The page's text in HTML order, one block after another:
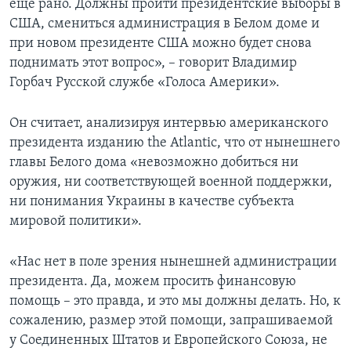
еще рано. Должны пройти президентские выборы в
США, смениться администрация в Белом доме и
при новом президенте США можно будет снова
поднимать этот вопрос», – говорит Владимир
Горбач Русской службе «Голоса Америки».
Он считает, анализируя интервью американского
президента изданию the Atlantic, что от нынешнего
главы Белого дома «невозможно добиться ни
оружия, ни соответствующей военной поддержки,
ни понимания Украины в качестве субъекта
мировой политики».
«Нас нет в поле зрения нынешней администрации
президента. Да, можем просить финансовую
помощь – это правда, и это мы должны делать. Но, к
сожалению, размер этой помощи, запрашиваемой
у Соединенных Штатов и Европейского Союза, не